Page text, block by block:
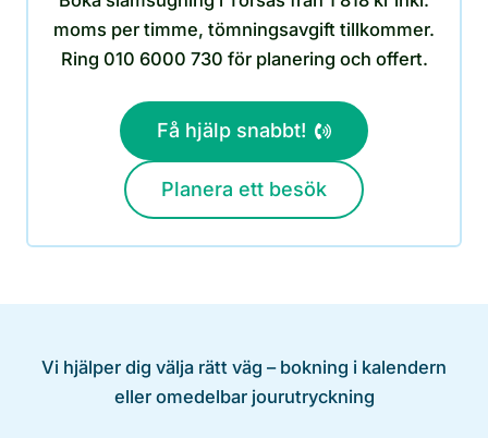
moms per timme, tömningsavgift tillkommer.
Ring 010 6000 730 för planering och offert.
Få hjälp snabbt!
Planera ett besök
Vi hjälper dig välja rätt väg – bokning i kalendern
eller omedelbar jourutryckning